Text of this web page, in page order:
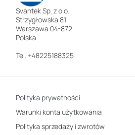
Svantek Sp. z o.o.
Strzygłowska 81
Warszawa 04-872
Polska
Tel. +48225188325
Polityka prywatności
Warunki konta użytkowania
Polityka sprzedaży i zwrotów